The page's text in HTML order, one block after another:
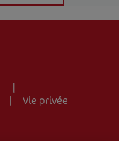
Vie privée